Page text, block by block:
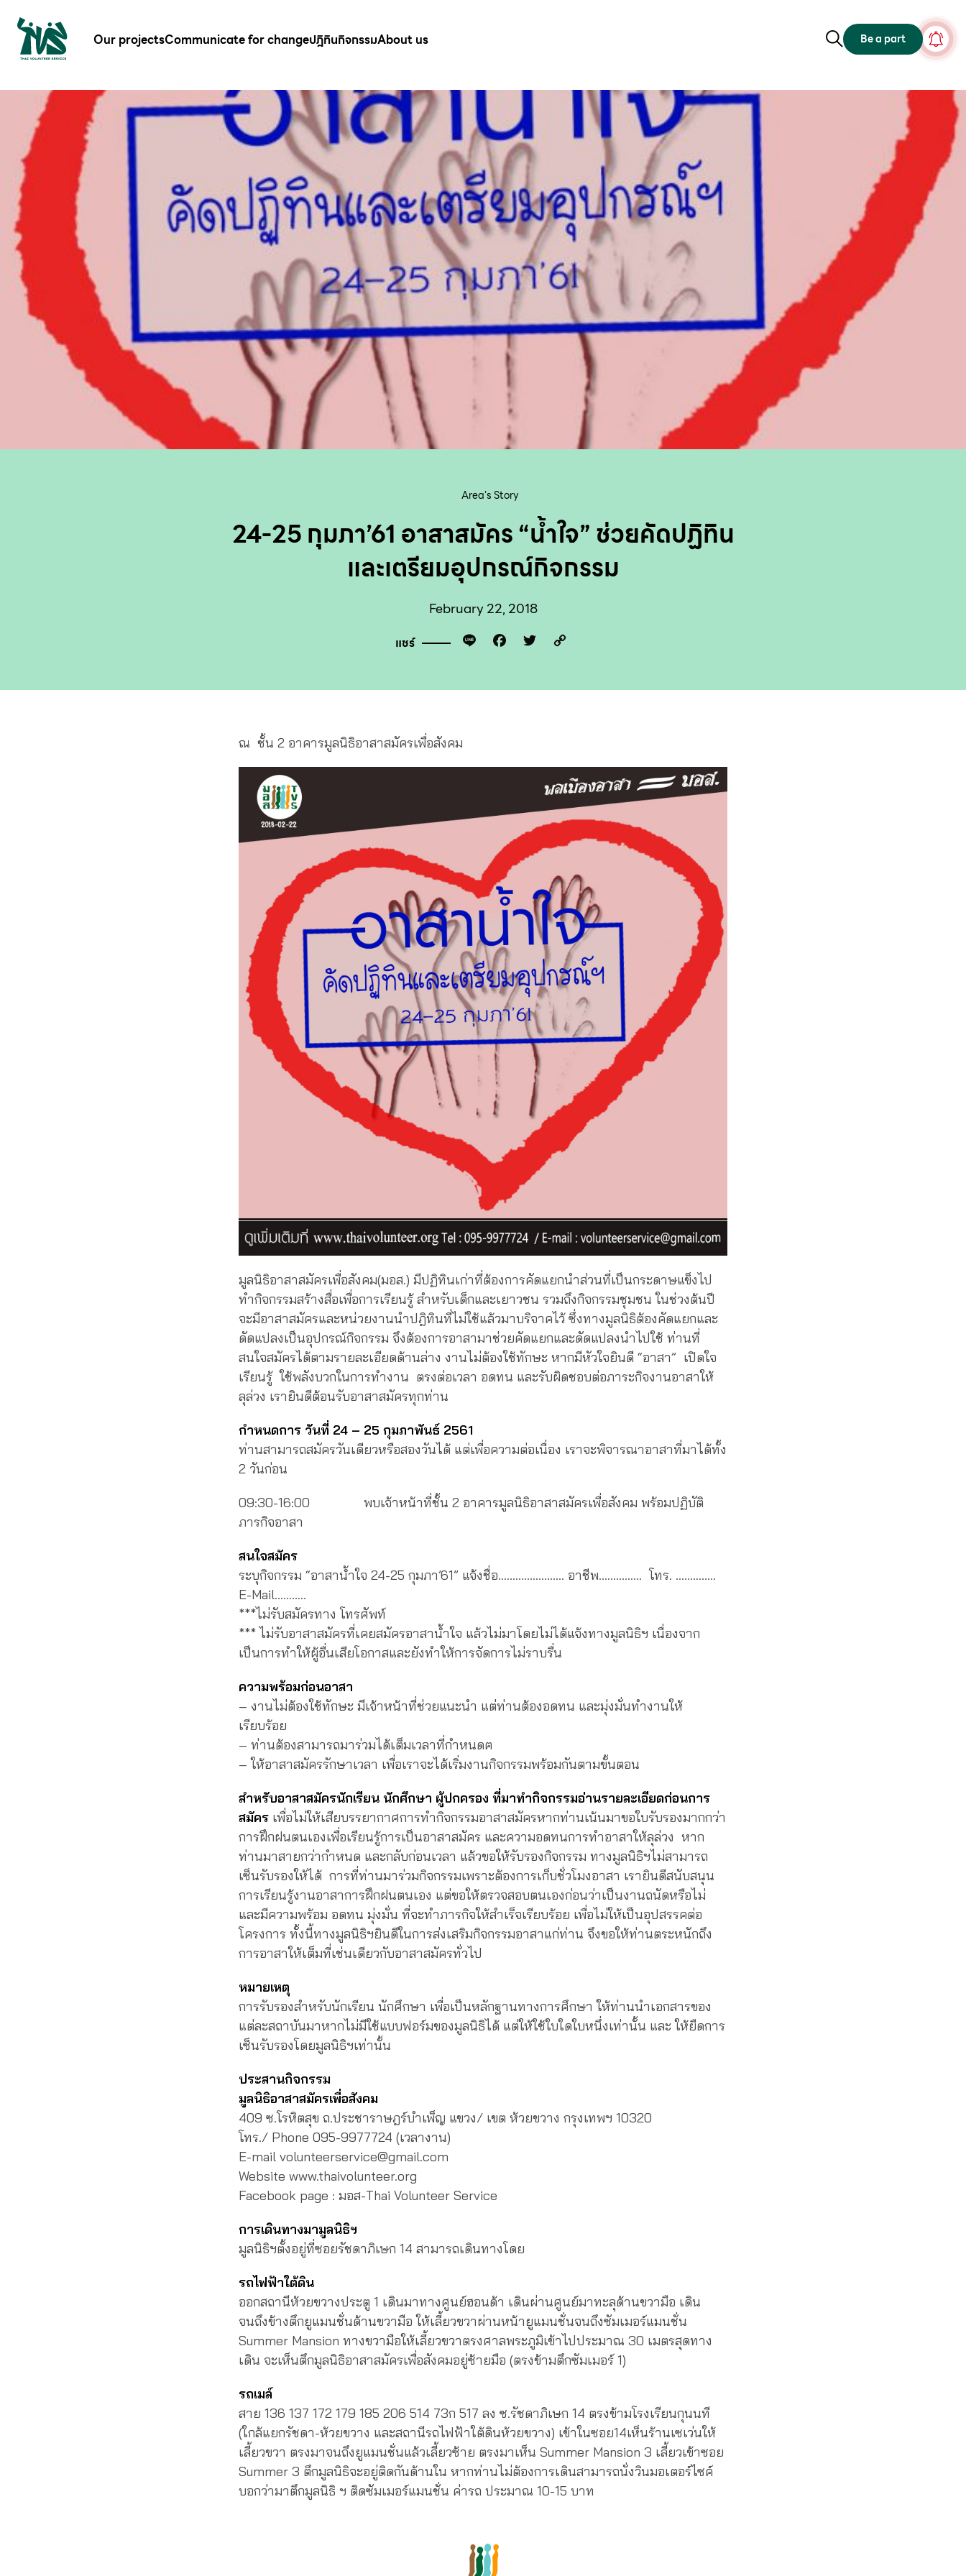
Our projectsCommunicate for changeปฎิทินกิจกรรมAbout us Be a part
Area's Story
24-25 กุมภา’61 อาสาสมัคร “น้ำใจ” ช่วยคัดปฏิทิน
และเตรียมอุปกรณ์กิจกรรม
February 22, 2018
แชร์ Line Facebook
Twitter
ณ ชั้น 2 อาคารมูลนิธิอาสาสมัครเพื่อสังคม
มูลนิธิอาสาสมัครเพื่อสังคม(มอส.) มีปฏิทินเก่าที่ต้องการคัดแยกนำส่วนที่เป็นกระดาษแข็งไป
ทำกิจกรรมสร้างสื่อเพื่อการเรียนรู้ สำหรับเด็กและเยาวชน รวมถึงกิจกรรมชุมชน ในช่วงต้นปี
จะมีอาสาสมัครและหน่วยงานนำปฎิทินที่ไม่ใช้แล้วมาบริจาคไว้ ซึ่งทางมูลนิธิต้องคัดแยกและ
ดัดแปลงเป็นอุปกรณ์กิจกรรม จึงต้องการอาสามาช่วยคัดแยกและดัดแปลงนำไปใช้ ท่านที่
สนใจสมัครได้ตามรายละเอียดด้านล่าง งานไม่ต้องใช้ทักษะ หากมีหัวใจยินดี “อาสา” เปิดใจ
เรียนรู้ ใช้พลังบวกในการทำงาน ตรงต่อเวลา อดทน และรับผิดชอบต่อภาระกิจงานอาสาให้
ลุล่วง เรายินดีต้อนรับอาสาสมัครทุกท่าน
กำหนดการ วันที่ 24 – 25 กุมภาพันธ์ 2561
ท่านสามารถสมัครวันเดียวหรือสองวันได้ แต่เพื่อความต่อเนื่อง เราจะพิจารณาอาสาที่มาได้ทั้ง
2 วันก่อน
09:30-16:00 พบเจ้าหน้าที่ชั้น 2 อาคารมูลนิธิอาสาสมัครเพื่อสังคม พร้อมปฏิบัติ
ภารกิจอาสา
สนใจสมัคร
ระบุกิจกรรม “อาสาน้ำใจ 24-25 กุมภา’61” แจ้งชื่อ………………….. อาชีพ…………… โทร. …………..
E-Mail………..
***ไม่รับสมัครทาง โทรศัพท์
*** ไม่รับอาสาสมัครที่เคยสมัครอาสาน้ำใจ แล้วไม่มาโดยไม่ได้แจ้งทางมูลนิธิฯ เนื่องจาก
เป็นการทำให้ผู้อื่นเสียโอกาสและยังทำให้การจัดการไม่ราบรื่น
ความพร้อมก่อนอาสา
– งานไม่ต้องใช้ทักษะ มีเจ้าหน้าที่ช่วยแนะนำ แต่ท่านต้องอดทน และมุ่งมั่นทำงานให้
เรียบร้อย
– ท่านต้องสามารถมาร่วมได้เต็มเวลาที่กำหนดฅ
– ให้อาสาสมัครรักษาเวลา เพื่อเราจะได้เริ่มงานกิจกรรมพร้อมกันตามขั้นตอน
สำหรับอาสาสมัครนักเรียน นักศึกษา ผู้ปกครอง ที่มาทำกิจกรรมอ่านรายละเอียดก่อนการ
สมัคร เพื่อไม่ให้เสียบรรยากาศการทำกิจกรรมอาสาสมัครหากท่านเน้นมาขอใบรับรองมากกว่า
การฝึกฝนตนเองเพื่อเรียนรู้การเป็นอาสาสมัคร และความอดทนการทำอาสาให้ลุล่วง หาก
ท่านมาสายกว่ากำหนด และกลับก่อนเวลา แล้วขอให้รับรองกิจกรรม ทางมูลนิธิฯไม่สามารถ
เซ็นรับรองให้ได้ การที่ท่านมาร่วมกิจกรรมเพราะต้องการเก็บชั่วโมงอาสา เรายินดีสนับสนุน
การเรียนรู้งานอาสาการฝึกฝนตนเอง แต่ขอให้ตรวจสอบตนเองก่อนว่าเป็นงานถนัดหรือไม่
และมีความพร้อม อดทน มุ่งมั่น ที่จะทำภารกิจให้สำเร็จเรียบร้อย เพื่อไม่ให้เป็นอุปสรรคต่อ
โครงการ ทั้งนี้ทางมูลนิธิฯยินดีในการส่งเสริมกิจกรรมอาสาแก่ท่าน จึงขอให้ท่านตระหนักถึง
การอาสาให้เต็มที่เช่นเดียวกับอาสาสมัครทั่วไป
หมายเหตุ
การรับรองสำหรับนักเรียน นักศึกษา เพื่อเป็นหลักฐานทางการศึกษา ให้ท่านนำเอกสารของ
แต่ละสถาบันมาหากไม่มีใช้แบบฟอร์มของมูลนิธิได้ แต่ให้ใช้ใบใดใบหนึ่งเท่านั้น และ ให้ยืดการ
เซ็นรับรองโดยมูลนิธิฯเท่านั้น
ประสานกิจกรรม
มูลนิธิอาสาสมัครเพื่อสังคม
409 ซ.โรหิตสุข ถ.ประชาราษฎร์บำเพ็ญ แขวง/ เขต ห้วยขวาง กรุงเทพฯ 10320
โทร./ Phone 095-9977724 (เวลางาน)
E-mail volunteerservice@gmail.com
Website www.thaivolunteer.org
Facebook page : มอส-Thai Volunteer Service
การเดินทางมามูลนิธิฯ
มูลนิธิฯตั้งอยู่ที่ซอยรัชดาภิเษก 14 สามารถเดินทางโดย
รถไฟฟ้าใต้ดิน
ออกสถานีห้วยขวางประตู 1 เดินมาทางศูนย์ฮอนด้า เดินผ่านศูนย์มาทะลุด้านขวามือ เดิน
จนถึงข้างตึกยูแมนชั่นด้านขวามือ ให้เลี้ยวขวาผ่านหน้ายูแมนชั่นจนถึงซัมเมอร์แมนชั่น
Summer Mansion ทางขวามือให้เลี้ยวขวาตรงศาลพระภูมิเข้าไปประมาณ 30 เมตรสุดทาง
เดิน จะเห็นตึกมูลนิธิอาสาสมัครเพื่อสังคมอยู่ซ้ายมือ (ตรงข้ามตึกซัมเมอร์ 1)
รถเมล์
สาย 136 137 172 179 185 206 514 73ก 517 ลง ซ.รัชดาภิเษก 14 ตรงข้ามโรงเรียนกุนนที
(ใกล้แยกรัชดา-ห้วยขวาง และสถานีรถไฟฟ้าใต้ดินห้วยขวาง) เข้าในซอย14เห็นร้านเซเว่นให้
เลี้ยวขวา ตรงมาจนถึงยูแมนชั่นแล้วเลี้ยวซ้าย ตรงมาเห็น Summer Mansion 3 เลี้ยวเข้าซอย
Summer 3 ตึกมูลนิธิจะอยู่ติดกันด้านใน หากท่านไม่ต้องการเดินสามารถนั่งวินมอเตอร์ไซค์
บอกว่ามาตึกมูลนิธิ ฯ ติดซัมเมอร์แมนชั่น ค่ารถ ประมาณ 10-15 บาท